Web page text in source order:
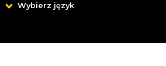
Wybierz język